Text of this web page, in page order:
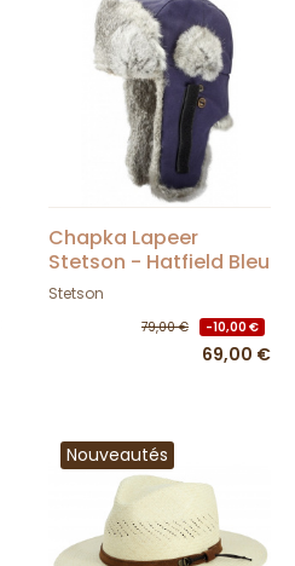
Chapka Lapeer
Stetson - Hatfield Bleu
Stetson
79,00 € -10,00 €
69,00 €
Nouveautés